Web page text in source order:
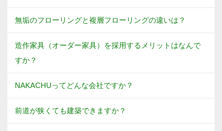
無垢のフローリングと複層フローリングの違いは？
造作家具（オーダー家具）を採用するメリットはなんで
すか？
NAKACHUってどんな会社ですか？
前道が狭くても建築できますか？